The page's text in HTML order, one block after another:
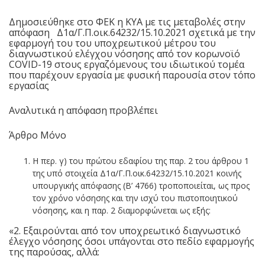
Δημοσιεύθηκε στο ΦΕΚ η ΚΥΑ με τις μεταβολές στην
απόφαση Δ1α/Γ.Π.οικ.64232/15.10.2021 σχετικά με την
εφαρμογή του του υποχρεωτικού μέτρου του
διαγνωστικού ελέγχου νόσησης από τον κορωνοϊό
COVID-19 στους εργαζόμενους του ιδιωτικού τομέα
που παρέχουν εργασία με φυσική παρουσία στον τόπο
εργασίας
Αναλυτικά η απόφαση προβλέπει
Άρθρο Μόνο
Η περ. γ) του πρώτου εδαφίου της παρ. 2 του άρθρου 1
της υπό στοιχεία Δ1α/Γ.Π.οικ.64232/15.10.2021 κοινής
υπουργικής απόφασης (Β’ 4766) τροποποιείται, ως προς
τον χρόνο νόσησης και την ισχύ του πιστοποιητικού
νόσησης, και η παρ. 2 διαμορφώνεται ως εξής:
«2. Εξαιρούνται από τον υποχρεωτικό διαγνωστικό
έλεγχο νόσησης όσοι υπάγονται στο πεδίο εφαρμογής
της παρούσας, αλλά: